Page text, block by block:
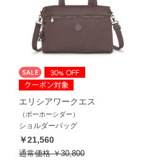
エリシアワークエス
（ボーホーシダー）
ショルダーバッグ
￥21,560
通常価格￥30,800